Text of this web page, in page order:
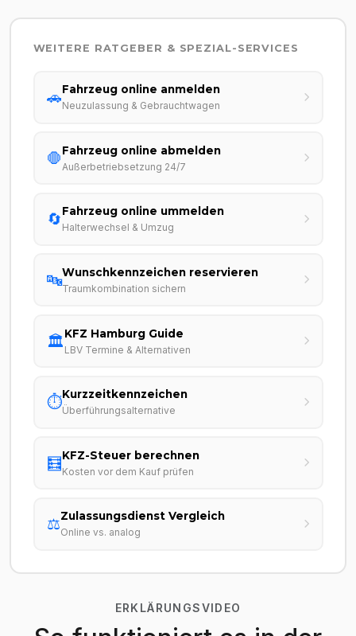
WEITERE RATGEBER & SPEZIAL-SERVICES
🚗Fahrzeug online anmelden
Neuzulassung & Gebrauchtwagen
🛑Fahrzeug online abmelden
Außerbetriebsetzung 24/7
🔄Fahrzeug online ummelden
Halterwechsel & Umzug
🔤Wunschkennzeichen reservieren
Traumkombination sichern
🏛️KFZ Hamburg Guide
LBV Termine & Alternativen
⏱️Kurzzeitkennzeichen
Überführungsalternative
🧮KFZ-Steuer berechnen
Kosten vor dem Kauf prüfen
⚖️Zulassungsdienst Vergleich
Online vs. analog
ERKLÄRUNGSVIDEO